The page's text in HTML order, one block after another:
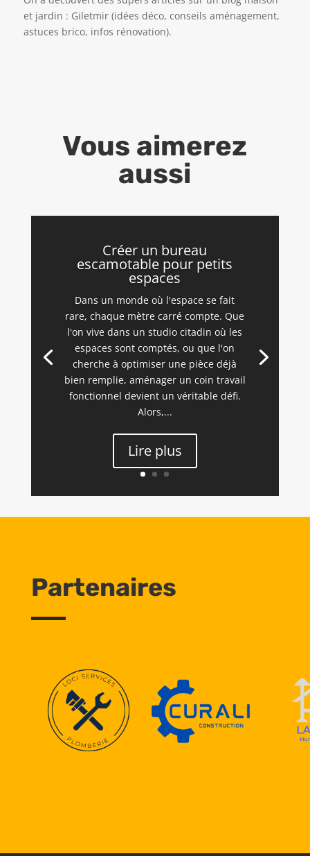
et jardin : Giletmir(idées déco, conseils aménagement,
astuces brico, infos rénovation).
Vous aimerez
aussi
Créer un bureau
escamotable pour petits
espaces
Dans un monde où l'espace se fait
rare, chaque mètre carré compte. Que
l'on vive dans un studio citadin où les
espaces sont comptés, ou que l'on
cherche à optimiser une pièce déjà
bien remplie, aménager un coin travail
fonctionnel devient un véritable défi.
Alors,...
Lire plus
Partenaires